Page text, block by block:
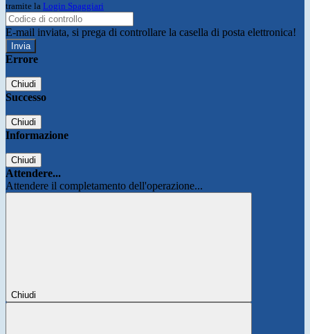
tramite la Login Spaggiari
E-mail inviata, si prega di controllare la casella di posta elettronica!
Errore
Chiudi
Successo
Chiudi
Informazione
Chiudi
Attendere...
Attendere il completamento dell'operazione...
Chiudi